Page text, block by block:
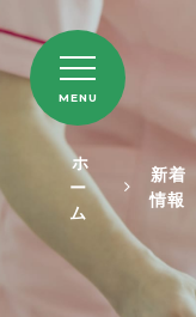
MENU
ホ
ー
ム
新着
情報